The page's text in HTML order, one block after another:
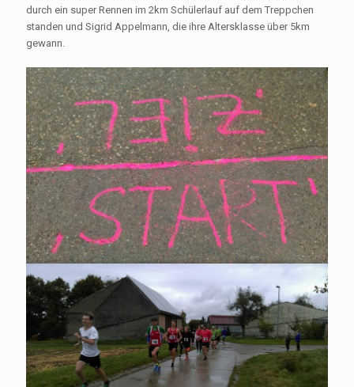
durch ein super Rennen im 2km Schülerlauf auf dem Treppchen
standen und Sigrid Appelmann, die ihre Altersklasse über 5km
gewann.